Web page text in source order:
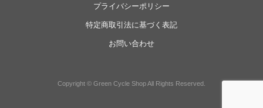
Copyright © Green Cycle Shop All Rights Reserved.
プライバシーポリシー
特定商取引法に基づく表記
お問い合わせ